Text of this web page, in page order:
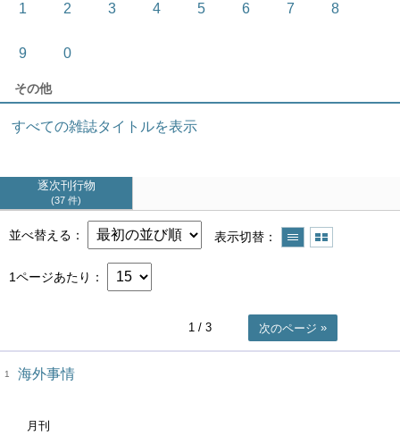
1 2 3 4 5 6 7 8
9 0
その他
すべての雑誌タイトルを表示
逐次刊行物
37 件
並べ替える 表示切替
1ページあたり
1 / 3 次のページ
1 海外事情
月刊